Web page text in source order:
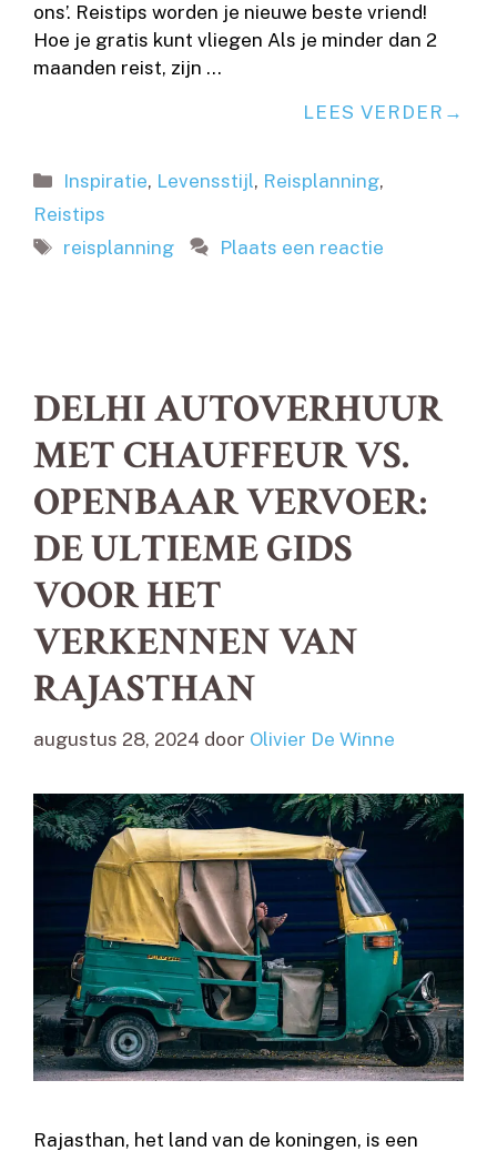
ons’. Reistips worden je nieuwe beste vriend!
Hoe je gratis kunt vliegen Als je minder dan 2
maanden reist, zijn …
LEES VERDER
Categorieën
Inspiratie, Levensstijl, Reisplanning,
Reistips
Tags
reisplanning Plaats een reactie
DELHI AUTOVERHUUR
MET CHAUFFEUR VS.
OPENBAAR VERVOER:
DE ULTIEME GIDS
VOOR HET
VERKENNEN VAN
RAJASTHAN
augustus 28, 2024 door Olivier De Winne
Rajasthan, het land van de koningen, is een